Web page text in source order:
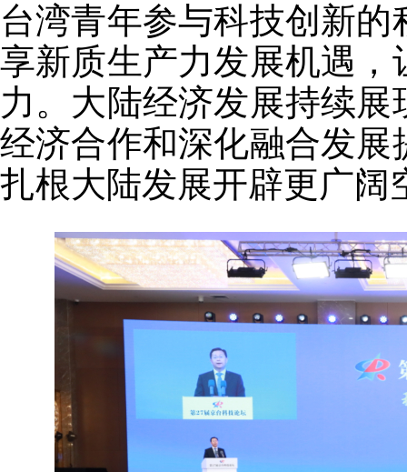
台湾青年参与科技创新
享新质生产力发展机遇
力。大陆经济发展持续
经济合作和深化融合发
扎根大陆发展开辟更广阔